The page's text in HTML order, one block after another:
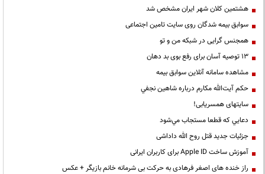
هشتمین کلان شهر ایران مشخص شد
سوابق بیمه شدگان روی سایت تامین اجتماعی
همجنس گرایی در شبکه من و تو
13 توصیه آسان برای رفع بوی بد دهان
مشاهده سامانه آنلاين سوابق بیمه
حكم آيت‌الله مكارم درباره شاهين نجفي
سایتهای همسریابی!
دعايي كه قطعا مستجاب مي‌شود
جزئیات جدید قتل روح الله داداشی
آموزش ساخت Apple ID برای کاربران ایرانی
راز خنده های اصغر فرهادی به حرکت بی شرمانه خانم بازیگر + عکس